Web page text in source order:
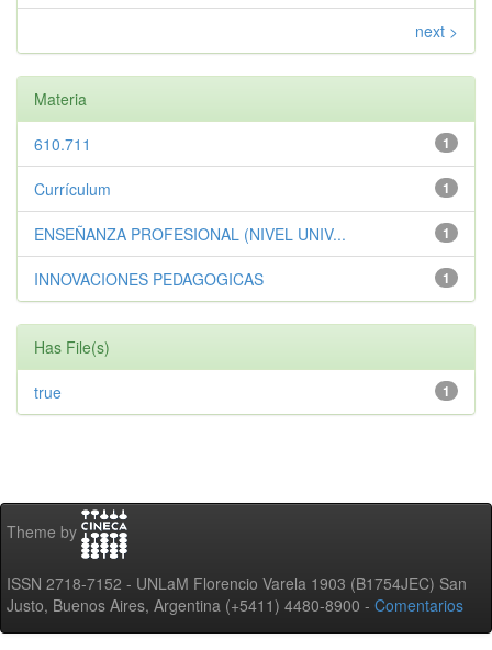
next >
Materia
1
610.711
1
Currículum
1
ENSEÑANZA PROFESIONAL (NIVEL UNIV...
1
INNOVACIONES PEDAGOGICAS
Has File(s)
1
true
Theme by
ISSN 2718-7152 - UNLaM Florencio Varela 1903 (B1754JEC) San
Justo, Buenos Aires, Argentina (+5411) 4480-8900 - Comentarios